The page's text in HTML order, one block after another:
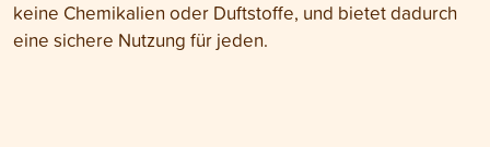
keine Chemikalien oder Duftstoffe, und bietet dadurch
eine sichere Nutzung für jeden.